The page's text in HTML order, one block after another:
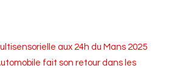
aux 24h du Mans 2025
fait son retour dans les